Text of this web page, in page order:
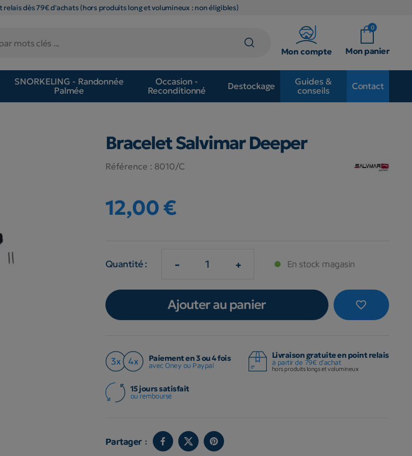
relais dès 79€ d'achats (hors produits long et volumineux : non éligibles)
Mon compte
0
Mon panier
SNORKELING - Randonnée
Palmée
Occasion -
Reconditionné
Destockage
Guides &
conseils
Contact
Bracelet Salvimar Deeper
Référence : 8010/C
12,00 €
Quantité : - + En stock magasin
favorite_border
Ajouter au panier
Paiement en 3 ou 4 fois
avec Oney ou Paypal
Livraison gratuite en point relais
à partir de 79€ d'achat
hors produits longs et volumineux
15 jours satisfait
ou remboursé
Partager :